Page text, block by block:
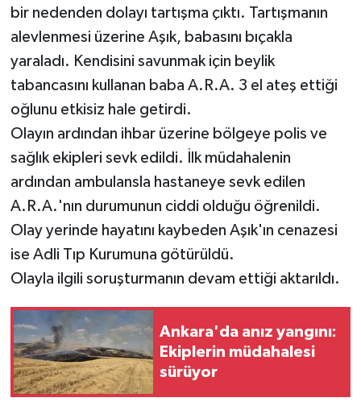
bir nedenden dolayı tartışma çıktı. Tartışmanın
alevlenmesi üzerine Aşık, babasını bıçakla
yaraladı. Kendisini savunmak için beylik
tabancasını kullanan baba A.R.A. 3 el ateş ettiği
oğlunu etkisiz hale getirdi.
Olayın ardından ihbar üzerine bölgeye polis ve
sağlık ekipleri sevk edildi. İlk müdahalenin
ardından ambulansla hastaneye sevk edilen
A.R.A.'nın durumunun ciddi olduğu öğrenildi.
Olay yerinde hayatını kaybeden Aşık'ın cenazesi
ise Adli Tıp Kurumuna götürüldü.
Olayla ilgili soruşturmanın devam ettiği aktarıldı.
Ankara'da anız yangını:
Ekiplerin müdahalesi
sürüyor